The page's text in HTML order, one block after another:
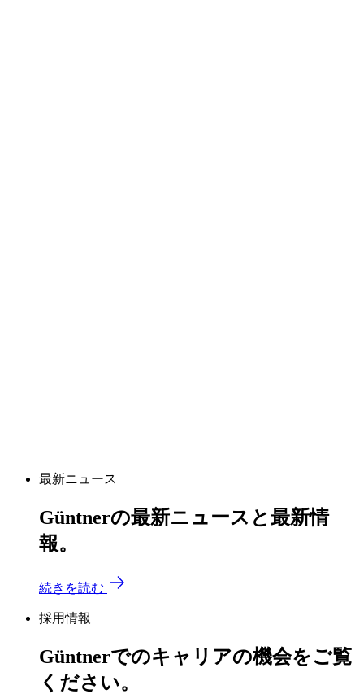
最新ニュース
Güntnerの最新ニュースと最新情
報。
続きを読む
採用情報
Güntnerでのキャリアの機会をご覧
ください。